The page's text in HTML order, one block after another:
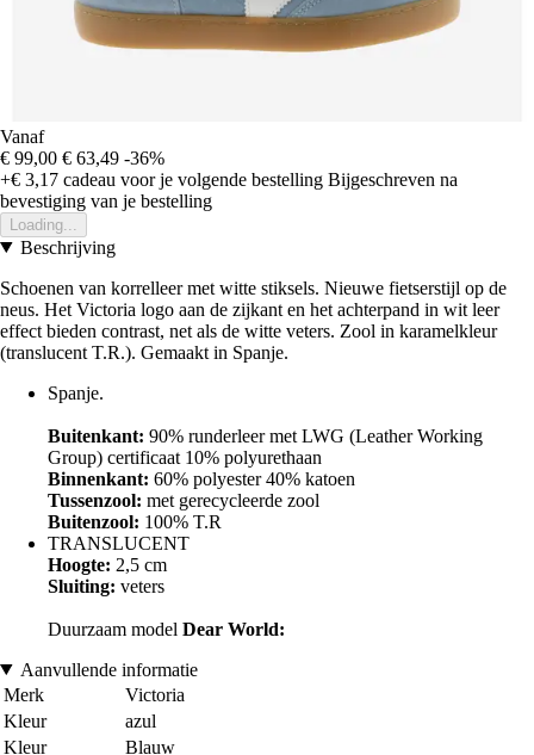
Vanaf
€ 99,00 € 63,49 -36%
+€ 3,17 cadeau voor je volgende bestelling Bijgeschreven na
bevestiging van je bestelling
Loading...
Beschrijving
Schoenen van korrelleer met witte stiksels. Nieuwe fietserstijl op de
neus. Het Victoria logo aan de zijkant en het achterpand in wit leer
effect bieden contrast, net als de witte veters. Zool in karamelkleur
(translucent T.R.). Gemaakt in Spanje.
Spanje.
Buitenkant: 90% runderleer met LWG (Leather Working
Group) certificaat 10% polyurethaan
Binnenkant: 60% polyester 40% katoen
Tussenzool: met gerecycleerde zool
Buitenzool: 100% T.R
TRANSLUCENT
Hoogte: 2,5 cm
Sluiting: veters
Duurzaam model Dear World:
Aanvullende informatie
Merk
Victoria
Kleur
azul
Kleur
Blauw